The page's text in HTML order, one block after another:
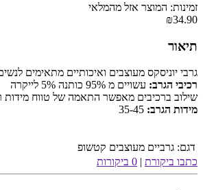
זמינות: המוצר אזל מהמלאי
₪34.90
תיאור
גרבי יוניסקס מעוצבים ואיכותיים מתאימים
רכיבי הגרב: עשויים מ 95% כותנה 5% לייקרה
שילוב ברכיבים מאפשר התאמה של טווח מידות
מידות הגרב: 35-45
דגם: גרביים מעוצבים קטשופ
כתבו ביקורת | 0 ביקורות